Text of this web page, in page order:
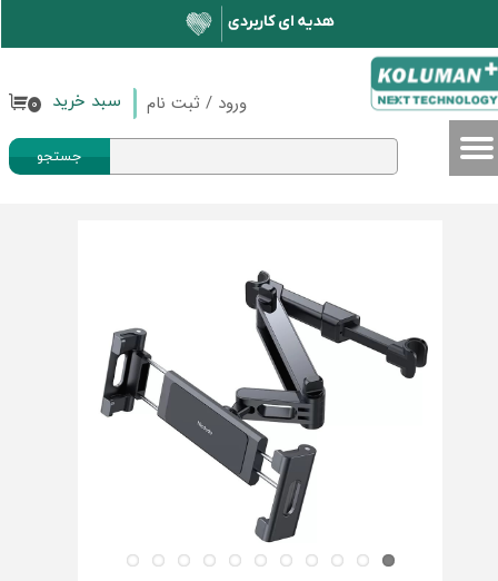
ورود / ثبت نام
حساب کاربری من
تغییر گذر واژه
سفارشات
جستجو
۰ سبد خرید